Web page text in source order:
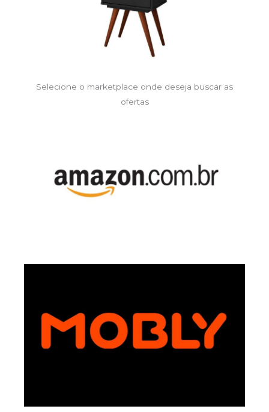
Selecione o marketplace onde deseja buscar as
ofertas